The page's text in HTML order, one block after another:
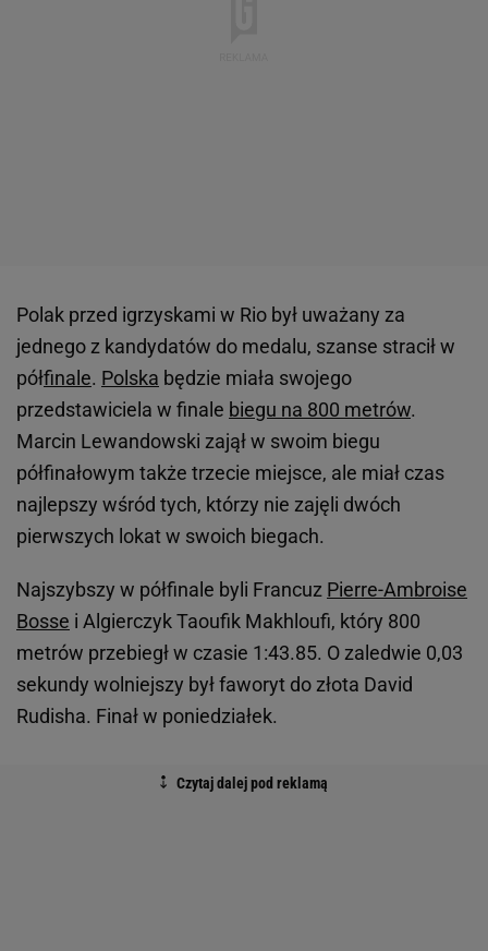
Polak przed igrzyskami w Rio był uważany za
jednego z kandydatów do medalu, szanse stracił w
półfinale. Polska będzie miała swojego
przedstawiciela w finale biegu na 800 metrów.
Marcin Lewandowski zajął w swoim biegu
półfinałowym także trzecie miejsce, ale miał czas
najlepszy wśród tych, którzy nie zajęli dwóch
pierwszych lokat w swoich biegach.
Najszybszy w półfinale byli Francuz Pierre-Ambroise
Bosse i Algierczyk Taoufik Makhloufi, który 800
metrów przebiegł w czasie 1:43.85. O zaledwie 0,03
sekundy wolniejszy był faworyt do złota David
Rudisha. Finał w poniedziałek.